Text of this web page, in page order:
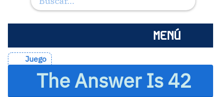
MENÚ
Juego
The Answer Is 42